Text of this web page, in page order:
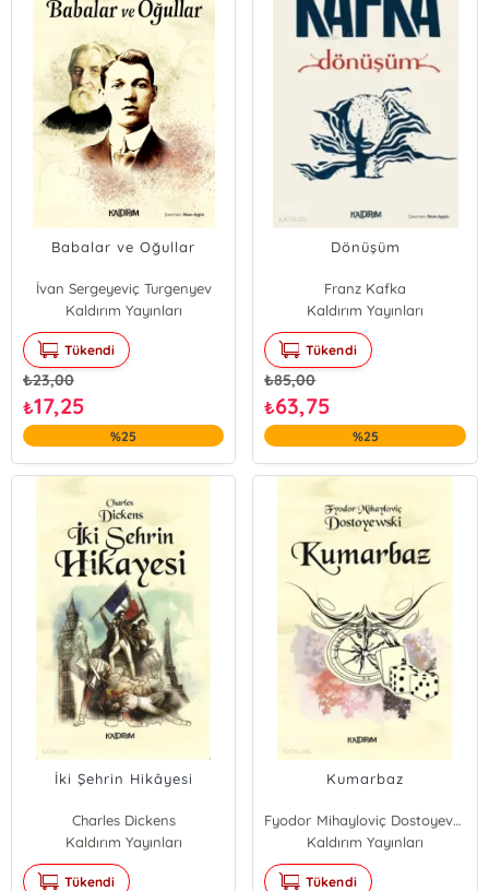
Babalar ve Oğullar
İvan Sergeyeviç Turgenyev
Kaldırım Yayınları
Tükendi
₺23,00
₺17,25
%25
Dönüşüm
Franz Kafka
Kaldırım Yayınları
Tükendi
₺85,00
₺63,75
%25
İki Şehrin Hikâyesi
Charles Dickens
Kaldırım Yayınları
Tükendi
Kumarbaz
Fyodor Mihayloviç Dostoyevski
Kaldırım Yayınları
Tükendi